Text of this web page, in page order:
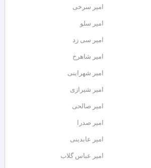
امیر سرخی
امیر سلو
امیر سی زد
امیر شاهرخ
امیر شهراینی
امیر شیرازی
امیر صالحی
امیر صدرا
امیر عابدینی
امیر عباس گلاب